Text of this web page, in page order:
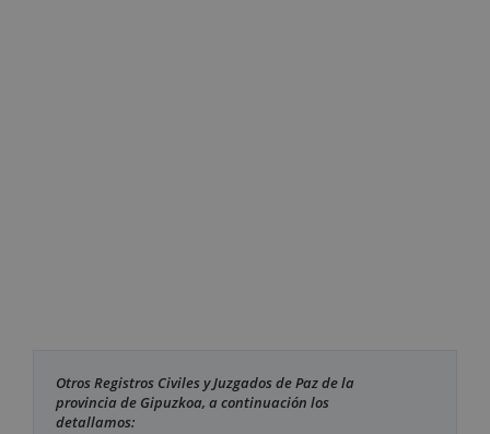
Otros Registros Civiles y Juzgados de Paz de la
provincia de Gipuzkoa, a continuación los
detallamos: